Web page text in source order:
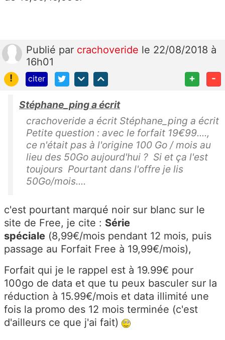
Publié par crachoveride le 22/08/2018 à
16h01
!
citer + -
Stéphane_ping a écrit
crachoveride a écrit Stéphane_ping a écrit
Petite question : avec le forfait 19€99....,
ce n'était pas à l'origine 100 Go / mois au
lieu des 50Go aujourd'hui ? Si et ça l'est
toujours Pourtant dans l'offre je lis
50Go/mois....
c'est pourtant marqué noir sur blanc sur le
site de Free, je cite : Série
spéciale (8,99€/mois pendant 12 mois, puis
passage au Forfait Free à 19,99€/mois),
Forfait qui je le rappel est à 19.99€ pour
100go de data et que tu peux basculer sur la
réduction à 15.99€/mois et data illimité une
fois la promo des 12 mois terminée (c'est
d'ailleurs ce que j'ai fait)